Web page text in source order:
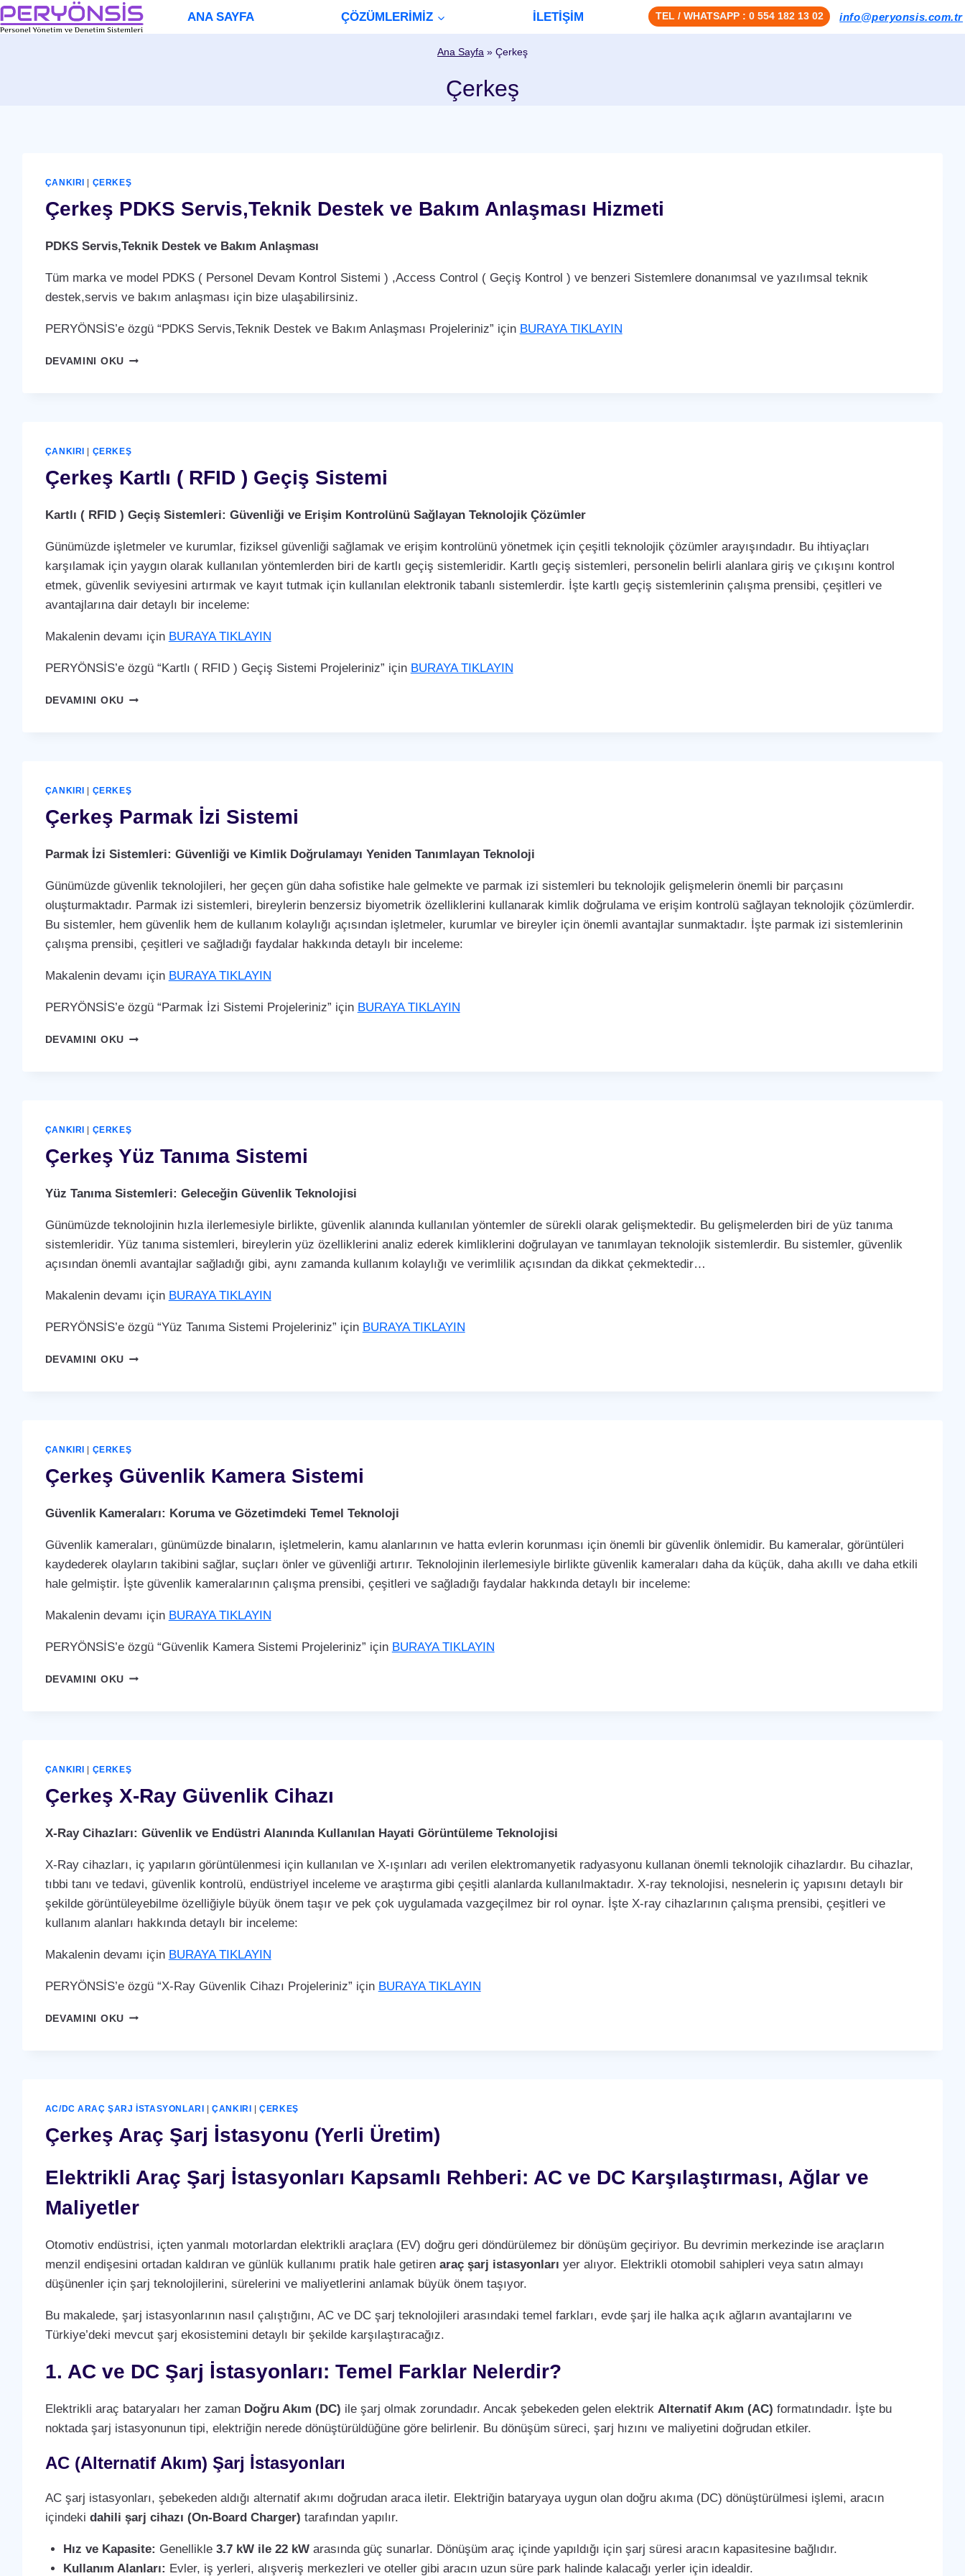
Skip
to
ANA SAYFA ÇÖZÜMLERİMİZ İLETİŞİM TEL / WHATSAPP : 0 554 182 13 02 info@peryonsis.com.tr
Ana Sayfa » Çerkeş
Çerkeş
ÇANKIRI ÇERKEŞ
Çerkeş PDKS Servis,Teknik Destek ve Bakım Anlaşması Hizmeti
PDKS Servis,Teknik Destek ve Bakım Anlaşması
Tüm marka ve model PDKS ( Personel Devam Kontrol Sistemi ) ,Access Control ( Geçiş Kontrol ) ve benzeri Sistemlere donanımsal ve yazılımsal teknik
destek,servis ve bakım anlaşması için bize ulaşabilirsiniz.
PERYÖNSİS’e özgü “PDKS Servis,Teknik Destek ve Bakım Anlaşması Projeleriniz” için BURAYA TIKLAYIN
DEVAMINI OKUÇERKEŞ
ANLAŞMASI
ÇANKIRI ÇERKEŞ
Çerkeş Kartlı ( RFID ) Geçiş Sistemi
Kartlı ( RFID ) Geçiş Sistemleri: Güvenliği ve Erişim Kontrolünü Sağlayan Teknolojik Çözümler
Günümüzde işletmeler ve kurumlar, fiziksel güvenliği sağlamak ve erişim kontrolünü yönetmek için çeşitli teknolojik çözümler arayışındadır. Bu ihtiyaçları
karşılamak için yaygın olarak kullanılan yöntemlerden biri de kartlı geçiş sistemleridir. Kartlı geçiş sistemleri, personelin belirli alanlara giriş ve çıkışını kontrol
etmek, güvenlik seviyesini artırmak ve kayıt tutmak için kullanılan elektronik tabanlı sistemlerdir. İşte kartlı geçiş sistemlerinin çalışma prensibi, çeşitleri ve
avantajlarına dair detaylı bir inceleme:
Makalenin devamı için BURAYA TIKLAYIN
PERYÖNSİS’e özgü “Kartlı ( RFID ) Geçiş Sistemi Projeleriniz” için BURAYA TIKLAYIN
DEVAMINI OKUÇERKEŞ
SISTEMI
ÇANKIRI ÇERKEŞ
Çerkeş Parmak İzi Sistemi
Parmak İzi Sistemleri: Güvenliği ve Kimlik Doğrulamayı Yeniden Tanımlayan Teknoloji
Günümüzde güvenlik teknolojileri, her geçen gün daha sofistike hale gelmekte ve parmak izi sistemleri bu teknolojik gelişmelerin önemli bir parçasını
oluşturmaktadır. Parmak izi sistemleri, bireylerin benzersiz biyometrik özelliklerini kullanarak kimlik doğrulama ve erişim kontrolü sağlayan teknolojik çözümlerdir.
Bu sistemler, hem güvenlik hem de kullanım kolaylığı açısından işletmeler, kurumlar ve bireyler için önemli avantajlar sunmaktadır. İşte parmak izi sistemlerinin
çalışma prensibi, çeşitleri ve sağladığı faydalar hakkında detaylı bir inceleme:
Makalenin devamı için BURAYA TIKLAYIN
PERYÖNSİS’e özgü “Parmak İzi Sistemi Projeleriniz” için BURAYA TIKLAYIN
DEVAMINI OKUÇERKEŞ
ÇANKIRI ÇERKEŞ
Çerkeş Yüz Tanıma Sistemi
Yüz Tanıma Sistemleri: Geleceğin Güvenlik Teknolojisi
Günümüzde teknolojinin hızla ilerlemesiyle birlikte, güvenlik alanında kullanılan yöntemler de sürekli olarak gelişmektedir. Bu gelişmelerden biri de yüz tanıma
sistemleridir. Yüz tanıma sistemleri, bireylerin yüz özelliklerini analiz ederek kimliklerini doğrulayan ve tanımlayan teknolojik sistemlerdir. Bu sistemler, güvenlik
açısından önemli avantajlar sağladığı gibi, aynı zamanda kullanım kolaylığı ve verimlilik açısından da dikkat çekmektedir…
Makalenin devamı için BURAYA TIKLAYIN
PERYÖNSİS’e özgü “Yüz Tanıma Sistemi Projeleriniz” için BURAYA TIKLAYIN
DEVAMINI OKUÇERKEŞ
ÇANKIRI | ÇERKEŞ
Çerkeş Güvenlik Kamera Sistemi
Güvenlik Kameraları: Koruma ve Gözetimdeki Temel Teknoloji
Güvenlik kameraları, günümüzde binaların, işletmelerin, kamu alanlarının ve hatta evlerin korunması için önemli bir güvenlik önlemidir. Bu kameralar, görüntüleri
kaydederek olayların takibini sağlar, suçları önler ve güvenliği artırır. Teknolojinin ilerlemesiyle birlikte güvenlik kameraları daha da küçük, daha akıllı ve daha etkili
hale gelmiştir. İşte güvenlik kameralarının çalışma prensibi, çeşitleri ve sağladığı faydalar hakkında detaylı bir inceleme:
Makalenin devamı için BURAYA TIKLAYIN
PERYÖNSİS’e özgü “Güvenlik Kamera Sistemi Projeleriniz” için BURAYA TIKLAYIN
DEVAMINI OKUÇERKEŞ
ÇANKIRI | ÇERKEŞ
Çerkeş X-Ray Güvenlik Cihazı
X-Ray Cihazları: Güvenlik ve Endüstri Alanında Kullanılan Hayati Görüntüleme Teknolojisi
X-Ray cihazları, iç yapıların görüntülenmesi için kullanılan ve X-ışınları adı verilen elektromanyetik radyasyonu kullanan önemli teknolojik cihazlardır. Bu cihazlar,
tıbbi tanı ve tedavi, güvenlik kontrolü, endüstriyel inceleme ve araştırma gibi çeşitli alanlarda kullanılmaktadır. X-ray teknolojisi, nesnelerin iç yapısını detaylı bir
şekilde görüntüleyebilme özelliğiyle büyük önem taşır ve pek çok uygulamada vazgeçilmez bir rol oynar. İşte X-ray cihazlarının çalışma prensibi, çeşitleri ve
kullanım alanları hakkında detaylı bir inceleme:
Makalenin devamı için BURAYA TIKLAYIN
PERYÖNSİS’e özgü “X-Ray Güvenlik Cihazı Projeleriniz” için BURAYA TIKLAYIN
DEVAMINI OKUÇERKEŞ
AC/DC ARAÇ ŞARJ İSTASYONLARI |ÇANKIRI |ÇERKEŞ
Çerkeş Araç Şarj İstasyonu (Yerli Üretim)
Elektrikli Araç Şarj İstasyonları Kapsamlı Rehberi: AC ve DC Karşılaştırması, Ağlar ve
Maliyetler
Otomotiv endüstrisi, içten yanmalı motorlardan elektrikli araçlara (EV) doğru geri döndürülemez bir dönüşüm geçiriyor. Bu devrimin merkezinde ise araçların
menzil endişesini ortadan kaldıran ve günlük kullanımı pratik hale getiren araç şarj istasyonları yer alıyor. Elektrikli otomobil sahipleri veya satın almayı
düşünenler için şarj teknolojilerini, sürelerini ve maliyetlerini anlamak büyük önem taşıyor.
Bu makalede, şarj istasyonlarının nasıl çalıştığını, AC ve DC şarj teknolojileri arasındaki temel farkları, evde şarj ile halka açık ağların avantajlarını ve
Türkiye’deki mevcut şarj ekosistemini detaylı bir şekilde karşılaştıracağız.
1. AC ve DC Şarj İstasyonları: Temel Farklar Nelerdir?
Elektrikli araç bataryaları her zaman Doğru Akım (DC) ile şarj olmak zorundadır. Ancak şebekeden gelen elektrik Alternatif Akım (AC) formatındadır. İşte bu
noktada şarj istasyonunun tipi, elektriğin nerede dönüştürüldüğüne göre belirlenir. Bu dönüşüm süreci, şarj hızını ve maliyetini doğrudan etkiler.
AC (Alternatif Akım) Şarj İstasyonları
AC şarj istasyonları, şebekeden aldığı alternatif akımı doğrudan araca iletir. Elektriğin bataryaya uygun olan doğru akıma (DC) dönüştürülmesi işlemi, aracın
içindeki dahili şarj cihazı (On-Board Charger) tarafından yapılır.
Hız ve Kapasite: Genellikle3.7 kW ile 22 kW arasında güç sunarlar. Dönüşüm araç içinde yapıldığı için şarj süresi aracın kapasitesine bağlıdır.
Kullanım Alanları: Evler, iş yerleri, alışveriş merkezleri ve oteller gibi aracın uzun süre park halinde kalacağı yerler için idealdir.